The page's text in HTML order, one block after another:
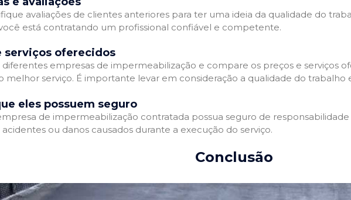
avaliações de clientes anteriores para ter uma ideia da qualidade do
está contratando um profissional confiável e competente.
serviços oferecidos
empresas de impermeabilização e compare os preços e serviços
melhor serviço. É importante levar em consideração a qualidade do trabalho
eles possuem seguro
de impermeabilização contratada possua seguro de
ou danos causados durante a execução do serviço.
Conclusão